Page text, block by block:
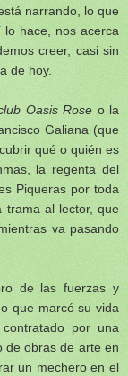
narrando, lo que
lo hace, nos acerca
creer, casi sin
de hoy.
Oasis Rose o la
Galiana (que
qué o quién es
la regenta del
Piqueras por toda
trama al lector, que
va pasando
de las fuerzas y
que marcó su vida
por una
de obras de arte en
un mechero en el